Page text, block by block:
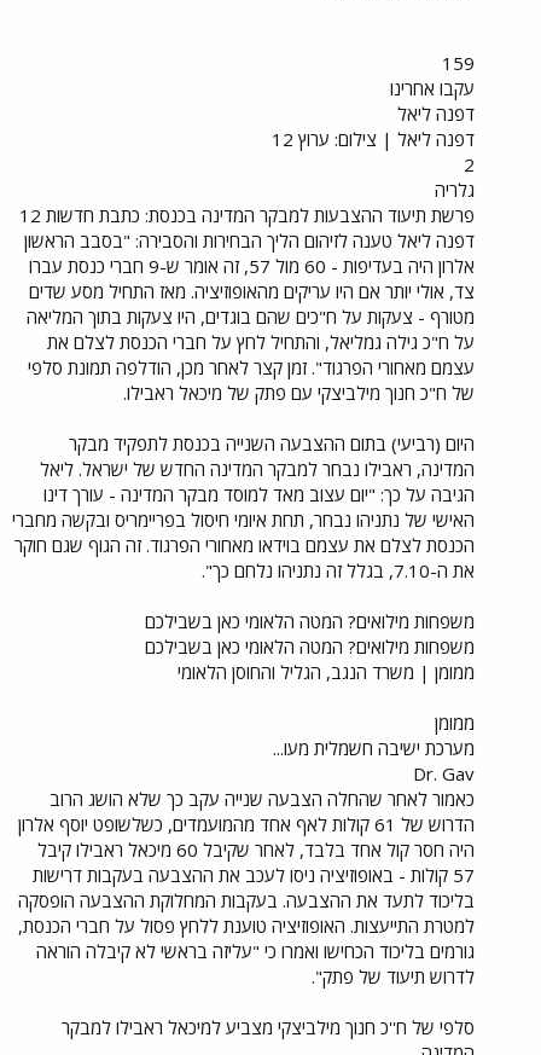
159
עקבו אחרינו
דפנה ליאל
דפנה ליאל | צילום: ערוץ 12
2
גלריה
פרשת תיעוד ההצבעות למבקר המדינה בכנסת: כתבת חדשות 12
דפנה ליאל טענה לזיהום הליך הבחירות והסבירה: "בסבב הראשון
אלרון היה בעדיפות - 60 מול 57, זה אומר ש-9 חברי כנסת עברו
צד, אולי יותר אם היו עריקים מהאופוזיציה. מאז התחיל מסע שדים
מטורף - צעקות על ח"כים שהם בוגדים, היו צעקות בתוך המליאה
על ח"כ גילה גמליאל, והתחיל לחץ על חברי הכנסת לצלם את
עצמם מאחורי הפרגוד". זמן קצר לאחר מכן, הודלפה תמונת סלפי
של ח"כ חנוך מילביצקי עם פתק של מיכאל ראבילו.
היום (רביעי) בתום ההצבעה השנייה בכנסת לתפקיד מבקר
המדינה, ראבילו נבחר למבקר המדינה החדש של ישראל. ליאל
הגיבה על כך: "יום עצוב מאד למוסד מבקר המדינה - עורך דינו
האישי של נתניהו נבחר, תחת איומי חיסול בפריימריס ובקשה מחברי
הכנסת לצלם את עצמם בוידאו מאחורי הפרגוד. זה הגוף שגם חוקר
את ה-7.10, בגלל זה נתניהו נלחם כך".
משפחות מילואים? המטה הלאומי כאן בשבילכם
משפחות מילואים? המטה הלאומי כאן בשבילכם
ממומן | משרד הנגב, הגליל והחוסן הלאומי
ממומן
מערכת ישיבה חשמלית מעו...
Dr. Gav
כאמור לאחר שהחלה הצבעה שנייה עקב כך שלא הושג הרוב
הדרוש של 61 קולות לאף אחד מהמועמדים, כשלשופט יוסף אלרון
היה חסר קול אחד בלבד, לאחר שקיבל 60 מיכאל ראבילו קיבל
57 קולות - באופוזיציה ניסו לעכב את ההצבעה בעקבות דרישות
בליכוד לתעד את ההצבעה. בעקבות המחלוקת ההצבעה הופסקה
למטרת התייעצות. האופוזיציה טוענת ללחץ פסול על חברי הכנסת,
גורמים בליכוד הכחישו ואמרו כי "עליזה בראשי לא קיבלה הוראה
לדרוש תיעוד של פתק".
סלפי של ח''כ חנוך מילביצקי מצביע למיכאל ראבילו למבקר